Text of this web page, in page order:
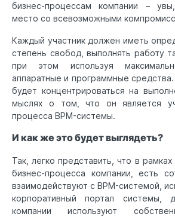
бизнес-процессам компании –
место со всевозможными
Каждый участник должен иметь
степень свобод, выполнять работу
при этом используя
аппаратные и программные
будет концентрироваться на
мыслях о том, что он является
процесса BPM-системы.
И как же это будет выглядеть?
Так, легко представить, что в
бизнес-процесса компании, есть
взаимодействуют с BPM-системой,
корпоративный портал системы,
компании используют